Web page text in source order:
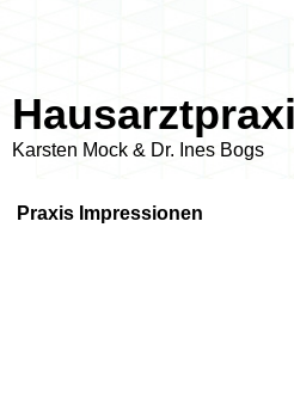
H
Karsten Mock & Dr. Ines Bogs
Praxis Impressionen